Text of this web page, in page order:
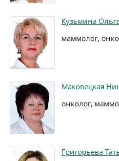
Кузьмина
маммолог,
Маковецкая
онколог,
Григорьева